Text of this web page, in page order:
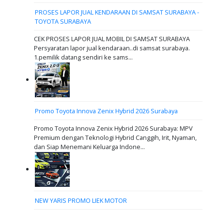
PROSES LAPOR JUAL KENDARAAN DI SAMSAT SURABAYA -
TOYOTA SURABAYA
CEK PROSES LAPOR JUAL MOBIL DI SAMSAT SURABAYA
Persyaratan lapor jual kendaraan..di samsat surabaya.
1.pemilik datang sendiri ke sams...
Promo Toyota Innova Zenix Hybrid 2026 Surabaya
Promo Toyota Innova Zenix Hybrid 2026 Surabaya: MPV
Premium dengan Teknologi Hybrid Canggih, Irit, Nyaman,
dan Siap Menemani Keluarga Indone...
NEW YARIS PROMO LIEK MOTOR